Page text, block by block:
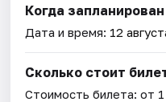
Когда
Дата и время: 12
Сколько стоит
Стоимость билета: от